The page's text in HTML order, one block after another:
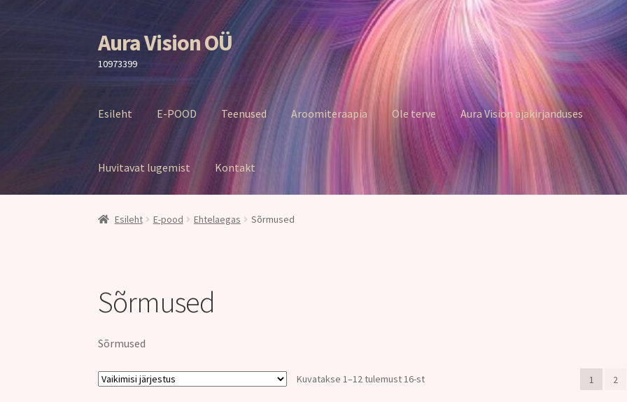
Liigu
navigeerimisele
Liigu
sisu
juurde
Aura Vision OÜ
10973399
Esileht E-POOD Teenused Aroomiteraapia Ole terve Aura Vision ajakirjanduses
Huvitavat lugemist Kontakt
Esileht E-pood Ehtelaegas Sõrmused
Sõrmused
Sõrmused
Kuvatakse 1–12 tulemust 16-st 1 2